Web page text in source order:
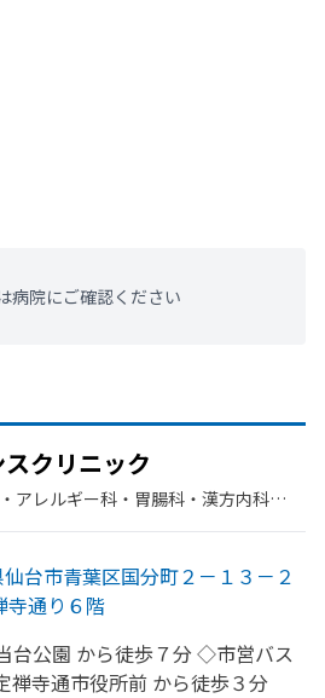
病院にご確認ください
クリニック
アレルギー科・​胃腸科・​漢方内科・​
台市青葉区国分町２－１３－２
寺通り６階
台公園 から徒歩７分 ◇市営バス
禅寺通市役所前 から徒歩３分